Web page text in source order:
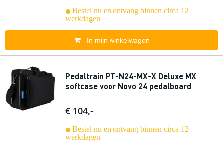
Bestel nu en ontvang binnen circa 12
werkdagen
In mijn winkelwagen
Pedaltrain PT-N24-MX-X Deluxe MX
softcase voor Novo 24 pedalboard
€ 104,-
Bestel nu en ontvang binnen circa 12
werkdagen